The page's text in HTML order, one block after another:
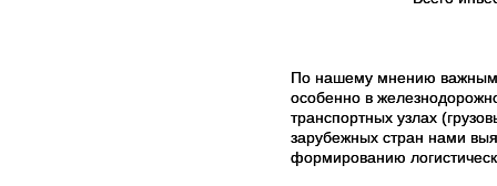
По нашему мнению важным
особенно в
транспортных узлах
зарубежных стран нами
формированию